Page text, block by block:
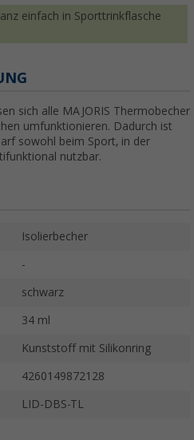
einfach in Sporttrinkflasche
sich alle MAJORIS Thermobecher
umfunktionieren. Dadurch ist
sowohl beim Sport, in der
nutzbar.
Isolierbecher
-
schwarz
34 ml
Kunststoff mit Silikonring
4260149872128
LID-DBS-TL